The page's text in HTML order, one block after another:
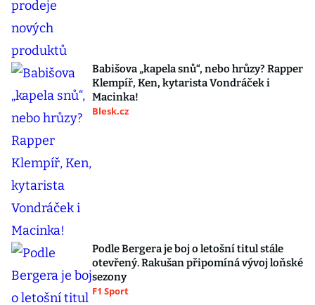
Babišova „kapela snů“, nebo hrůzy? Rapper
Klempíř, Ken, kytarista Vondráček i
Macinka!
Blesk.cz
Podle Bergera je boj o letošní titul stále
otevřený. Rakušan připomíná vývoj loňské
sezony
F1 Sport